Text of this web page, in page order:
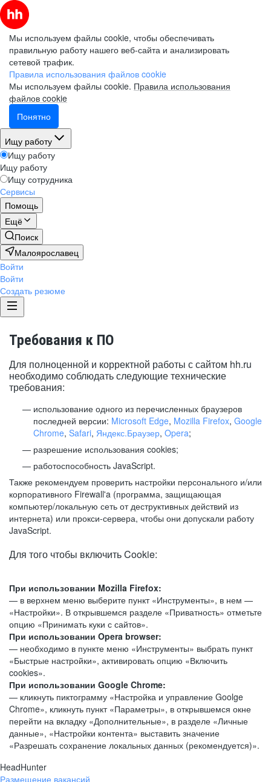
Мы используем файлы cookie, чтобы обеспечивать
правильную работу нашего веб-сайта и анализировать
сетевой трафик.
Правила использования файлов cookie
Мы используем файлы cookie. Правила использования
файлов cookie
Понятно
Ищу работу
Ищу работу
Ищу работу
Ищу сотрудника
Сервисы
Помощь
Ещё
Поиск
Малоярославец
Войти
Войти
Создать резюме
Требования к ПО
Для полноценной и корректной работы с сайтом hh.ru
необходимо соблюдать следующие технические
требования:
использование одного из перечисленных браузеров
последней версии: Microsoft Edge, Mozilla Firefox, Google
Chrome, Safari, Яндекс.Браузер, Opera;
разрешение использования cookies;
работоспособность JavaScript.
Также рекомендуем проверить настройки персонального и/или
корпоративного Firewall'a (программа, защищающая
компьютер/локальную сеть от деструктивных действий из
интернета) или прокси-сервера, чтобы они допускали работу
JavaScript.
Для того чтобы включить Cookie:
При использовании Mozilla Firefox:
— в верхнем меню выберите пункт «Инструменты», в нем —
«Настройки». В открывшемся разделе «Приватность» отметьте
опцию «Принимать куки с сайтов».
При использовании Opera browser:
— необходимо в пункте меню «Инструменты» выбрать пункт
«Быстрые настройки», активировать опцию «Включить
cookies».
При использовании Google Chrome:
— кликнуть пиктограмму «Настройка и управление Goolge
Chrome», кликнуть пункт «Параметры», в открывшемся окне
перейти на вкладку «Дополнительные», в разделе «Личные
данные», «Настройки контента» выставить значение
«Разрешать сохранение локальных данных (рекомендуется)».
HeadHunter
Размещение вакансий